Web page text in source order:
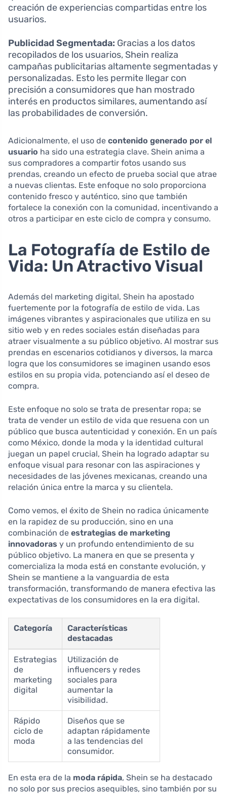
creación de experiencias compartidas entre los
usuarios.
Publicidad Segmentada: Gracias a los datos
recopilados de los usuarios, Shein realiza
campañas publicitarias altamente segmentadas y
personalizadas. Esto les permite llegar con
precisión a consumidores que han mostrado
interés en productos similares, aumentando así
las probabilidades de conversión.
Adicionalmente, el uso de contenido generado por el
usuario ha sido una estrategia clave. Shein anima a
sus compradores a compartir fotos usando sus
prendas, creando un efecto de prueba social que atrae
a nuevas clientas. Este enfoque no solo proporciona
contenido fresco y auténtico, sino que también
fortalece la conexión con la comunidad, incentivando a
otros a participar en este ciclo de compra y consumo.
La Fotografía de Estilo de
Vida: Un Atractivo Visual
Además del marketing digital, Shein ha apostado
fuertemente por la fotografía de estilo de vida. Las
imágenes vibrantes y aspiracionales que utiliza en su
sitio web y en redes sociales están diseñadas para
atraer visualmente a su público objetivo. Al mostrar sus
prendas en escenarios cotidianos y diversos, la marca
logra que los consumidores se imaginen usando esos
estilos en su propia vida, potenciando así el deseo de
compra.
Este enfoque no solo se trata de presentar ropa; se
trata de vender un estilo de vida que resuena con un
público que busca autenticidad y conexión. En un país
como México, donde la moda y la identidad cultural
juegan un papel crucial, Shein ha logrado adaptar su
enfoque visual para resonar con las aspiraciones y
necesidades de las jóvenes mexicanas, creando una
relación única entre la marca y su clientela.
Como vemos, el éxito de Shein no radica únicamente
en la rapidez de su producción, sino en una
combinación de estrategias de marketing
innovadoras y un profundo entendimiento de su
público objetivo. La manera en que se presenta y
comercializa la moda está en constante evolución, y
Shein se mantiene a la vanguardia de esta
transformación, transformando de manera efectiva las
expectativas de los consumidores en la era digital.
Categoría
Características
destacadas
Estrategias
de
marketing
digital
Utilización de
influencers y redes
sociales para
aumentar la
visibilidad.
Rápido
ciclo de
moda
Diseños que se
adaptan rápidamente
a las tendencias del
consumidor.
En esta era de la moda rápida, Shein se ha destacado
no solo por sus precios asequibles, sino también por su